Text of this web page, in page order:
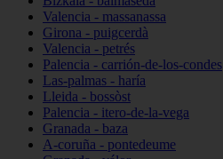
Valencia - massanassa
Girona - puigcerdà
Valencia - petrés
Palencia - carrión-de-los-condes
Las-palmas - haría
Lleida - bossòst
Palencia - itero-de-la-vega
Granada - baza
A-coruña - pontedeume